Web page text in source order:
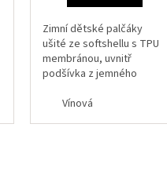
Zimní dětské palčáky
ušité ze softshellu s TPU
membránou, uvnitř
podšívka z jemného
který hřeje, zápěstní
Vínová